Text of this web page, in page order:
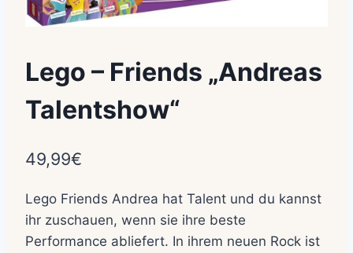
Lego – Friends „Andreas
Talentshow“
49,99€
Lego Friends Andrea hat Talent und du kannst
ihr zuschauen, wenn sie ihre beste
Performance abliefert. In ihrem neuen Rock ist